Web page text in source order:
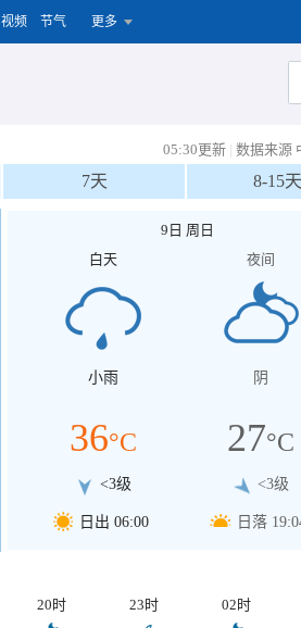
视频 节气 更多
05:30更新 | 数据来源
7天 8-15天
9日 周日
白天
小雨
36°C
<3级
日出 06:00
夜间
阴
27°C
<3级
日落
20时 23时 02时